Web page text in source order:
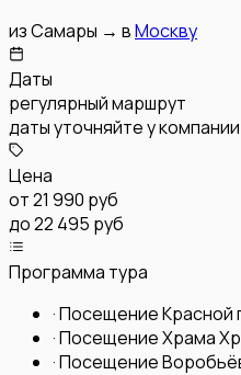
изСамары → вМоскву
Даты
регулярный маршрут
даты уточняйте у компании
Цена
от21 990 руб
до 22 495 руб
Программа тура
·Посещение Красной
·Посещение Храма
·Посещение